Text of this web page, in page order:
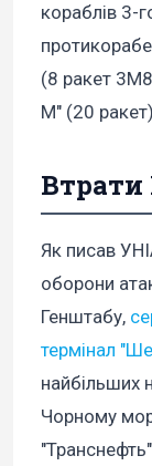
кораблів 3-
(8 ракет
М" (20
Втрати
Як писав
оборони
Генштабу,
термінал
найбільших
Чорному